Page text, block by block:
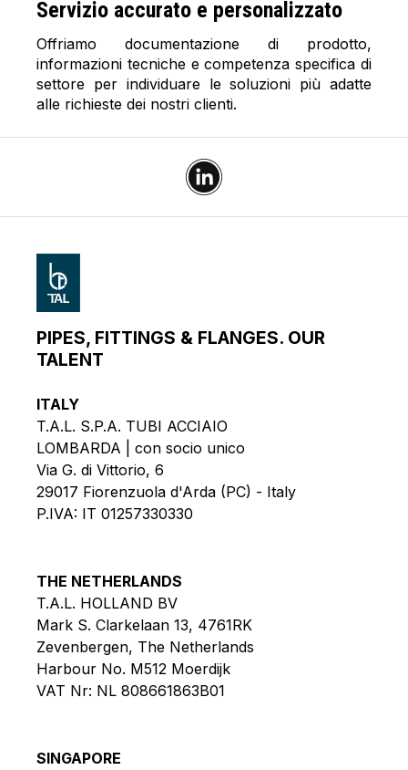
Servizio accurato e personalizzato
Offriamo documentazione di prodotto,
informazioni tecniche e competenza specifica di
settore per individuare le soluzioni più adatte
alle richieste dei nostri clienti.
PIPES, FITTINGS & FLANGES. OUR
TALENT
ITALY
T.A.L. S.P.A. TUBI ACCIAIO
LOMBARDA | con socio unico
Via G. di Vittorio, 6
29017 Fiorenzuola d'Arda (PC) - Italy
P.IVA: IT 01257330330
THE NETHERLANDS
T.A.L. HOLLAND BV
Mark S. Clarkelaan 13, 4761RK
Zevenbergen, The Netherlands
Harbour No. M512 Moerdijk
VAT Nr: NL 808661863B01
SINGAPORE